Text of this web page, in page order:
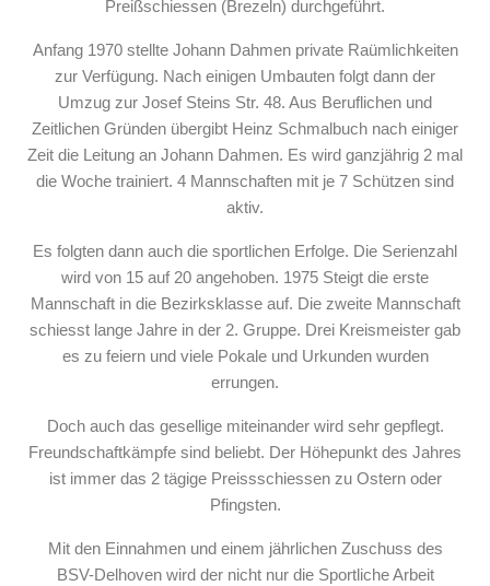
Preißschiessen (Brezeln) durchgeführt.
Anfang 1970 stellte Johann Dahmen private Raümlichkeiten
zur Verfügung. Nach einigen Umbauten folgt dann der
Umzug zur Josef Steins Str. 48. Aus Beruflichen und
Zeitlichen Gründen übergibt Heinz Schmalbuch nach einiger
Zeit die Leitung an Johann Dahmen. Es wird ganzjährig 2 mal
die Woche trainiert. 4 Mannschaften mit je 7 Schützen sind
aktiv.
Es folgten dann auch die sportlichen Erfolge. Die Serienzahl
wird von 15 auf 20 angehoben. 1975 Steigt die erste
Mannschaft in die Bezirksklasse auf. Die zweite Mannschaft
schiesst lange Jahre in der 2. Gruppe. Drei Kreismeister gab
es zu feiern und viele Pokale und Urkunden wurden
errungen.
Doch auch das gesellige miteinander wird sehr gepflegt.
Freundschaftkämpfe sind beliebt. Der Höhepunkt des Jahres
ist immer das 2 tägige Preissschiessen zu Ostern oder
Pfingsten.
Mit den Einnahmen und einem jährlichen Zuschuss des
BSV-Delhoven wird der nicht nur die Sportliche Arbeit